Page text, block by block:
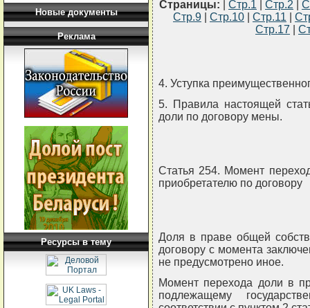
Новые документы
Реклама
Ресурсы в тему
Страницы: Стр.1 Стр.2
Стр.9
Стр.10 Стр.11
Стр.17
4. Уступка
5. Правила настоящей
доли по договору мены.
Статья 254. Момент
приобретателю по договору
Доля в праве общей
договору с момента
не предусмотрено иное.
Момент перехода доли в
подлежащему